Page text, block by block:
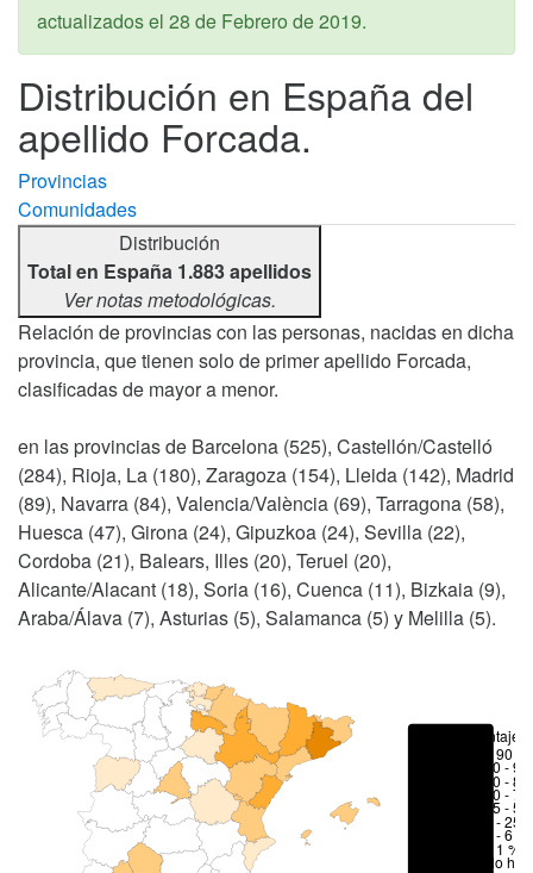
actualizados el 28 de Febrero de 2019.
Distribución en España del
apellido Forcada.
Provincias
Comunidades
Distribución
Total en España 1.883 apellidos
Ver notas metodológicas.
Relación de provincias con las personas, nacidas en dicha
provincia, que tienen solo de primer apellido Forcada,
clasificadas de mayor a menor.
en las provincias de Barcelona (525), Castellón/Castelló
(284), Rioja, La (180), Zaragoza (154), Lleida (142), Madrid
(89), Navarra (84), Valencia/València (69), Tarragona (58),
Huesca (47), Girona (24), Gipuzkoa (24), Sevilla (22),
Cordoba (21), Balears, Illes (20), Teruel (20),
Alicante/Alacant (18), Soria (16), Cuenca (11), Bizkaia (9),
Araba/Álava (7), Asturias (5), Salamanca (5) y Melilla (5).
Porcentajes
> 90 %
80 -
70 -
50 -
25 -
6 - 25
1 - 6 %
< 1 %
No hay